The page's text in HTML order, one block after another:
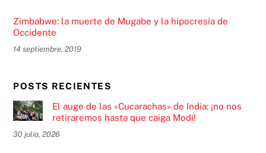
Zimbabwe: la muerte de Mugabe y la hipocresía de
Occidente
14 septiembre, 2019
POSTS RECIENTES
El auge de las «Cucarachas» de India: ¡no nos
retiraremos hasta que caiga Modi!
30 julio, 2026